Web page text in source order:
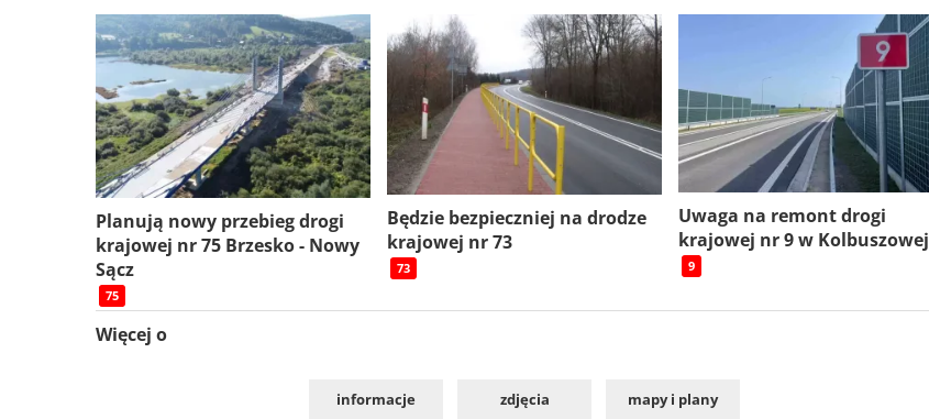
Planują nowy przebieg drogi
krajowej nr 75 Brzesko - Nowy
Sącz
75
Będzie bezpieczniej na drodze
krajowej nr 73
73
Uwaga na remont drogi
krajowej nr 9 w Kolbuszowej
9
Więcej o
informacje zdjęcia mapy i plany